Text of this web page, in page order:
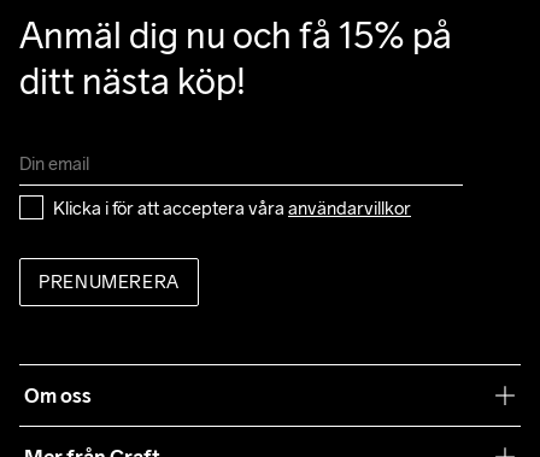
Anmäl dig nu och få 15% på
ditt nästa köp!
Klicka i för att acceptera våra användarvillkor
PRENUMERERA
Om oss